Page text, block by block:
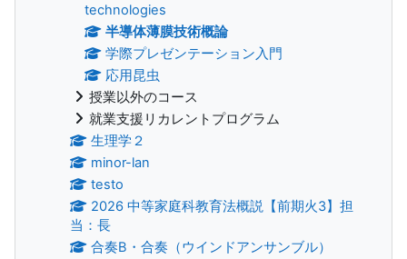
technologies
半導体薄膜技術概論
学際プレゼンテーション入門
応用昆虫
授業以外のコース
就業支援リカレントプログラム
生理学２
minor-lan
testo
2026 中等家庭科教育法概説【前期火3】担
当：長
合奏B・合奏（ウインドアンサンブル）